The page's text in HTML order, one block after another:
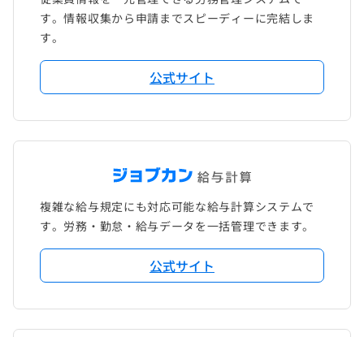
す。情報収集から申請までスピーディーに完結しま
す。
公式サイト
複雑な給与規定にも対応可能な給与計算システムで
す。労務・勤怠・給与データを一括管理できます。
公式サイト